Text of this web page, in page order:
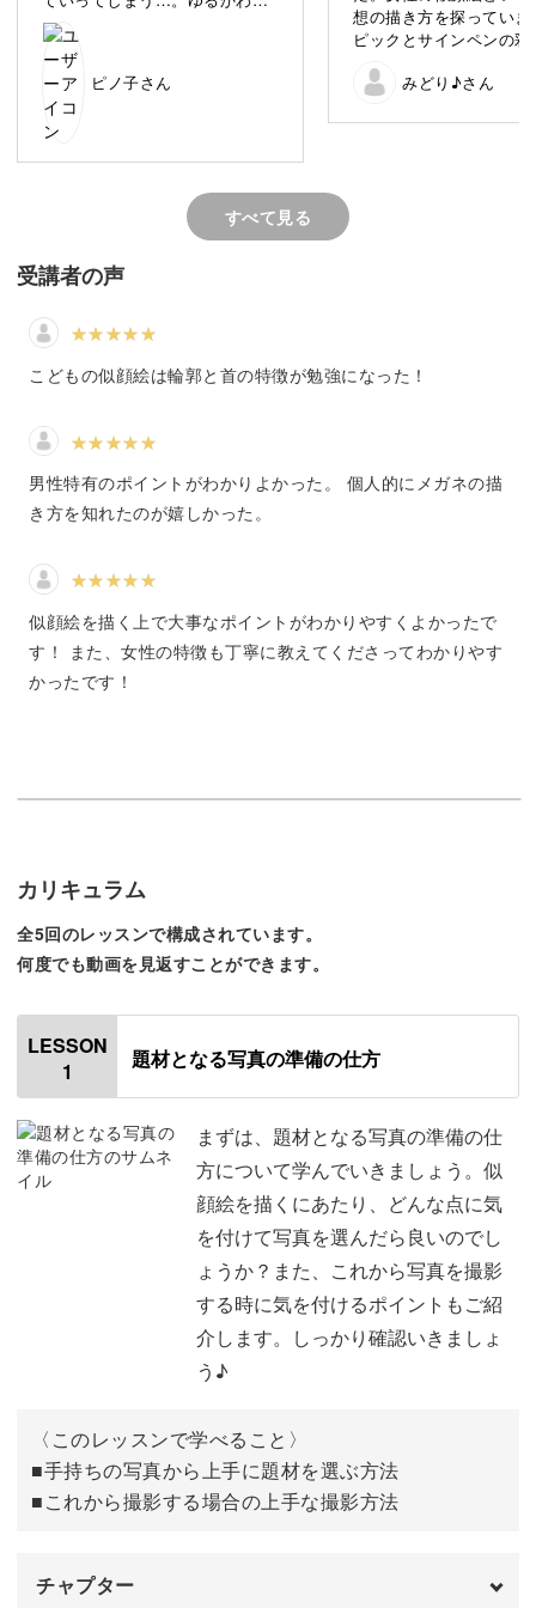
ます。
人を描こうと思うと、難しいイメージがありますが、パタ
ーンを知ってしまえば難しいことはありません。
「もっともっと描きたい！」
講座を終える頃には、そんな風に感じていただけるよう、
楽しくお伝えできればと思っています。
黒ペン一本！白黒で仕上げても可愛い！
講座では、下絵の描き方から色塗りまでをレクチャーしま
す。
けれど、あえて色は塗らず白黒で仕上げてもOK！
日常で楽しむ似顔絵の活用シーン
似顔絵は、プレゼントにはもちろん、普段の生活の中でも
使える場面がたくさんありあす。
講座の最後の動画では、似顔絵が楽しめる活用方法も、今
後のアイディアとして提案いたしますので、ぜひ参考にし
さらさらとペンを動かして、ささっと可愛い似顔絵が描け
するのがむずかしかったです。
無理に顔を似せようとするより
もその人のかわいらしい雰囲気
を表せると良いのかな。
ピノ子さん
想の描き方を探っていま
ピックとサインペンの彩
添えてみました。顎下
付かされました。
みどり♪さん
すべて見る
受講者の声
こどもの似顔絵は輪郭と首の特徴が勉強になった！
男性特有のポイントがわかりよかった。 個人的にメガネの描
き方を知れたのが嬉しかった。
似顔絵を描く上で大事なポイントがわかりやすくよかったで
す！ また、女性の特徴も丁寧に教えてくださってわかりやす
かったです！
カリキュラム
全5回のレッスンで構成されています。
何度でも動画を見返すことができます。
LESSON
1
題材となる写真の準備の仕方
まずは、題材となる写真の準備の仕
方について学んでいきましょう。似
顔絵を描くにあたり、どんな点に気
を付けて写真を選んだら良いのでし
ょうか？また、これから写真を撮影
する時に気を付けるポイントもご紹
介します。しっかり確認いきましょ
う♪
〈このレッスンで学べること〉
■手持ちの写真から上手に題材を選ぶ方法
■これから撮影する場合の上手な撮影方法
チャプター